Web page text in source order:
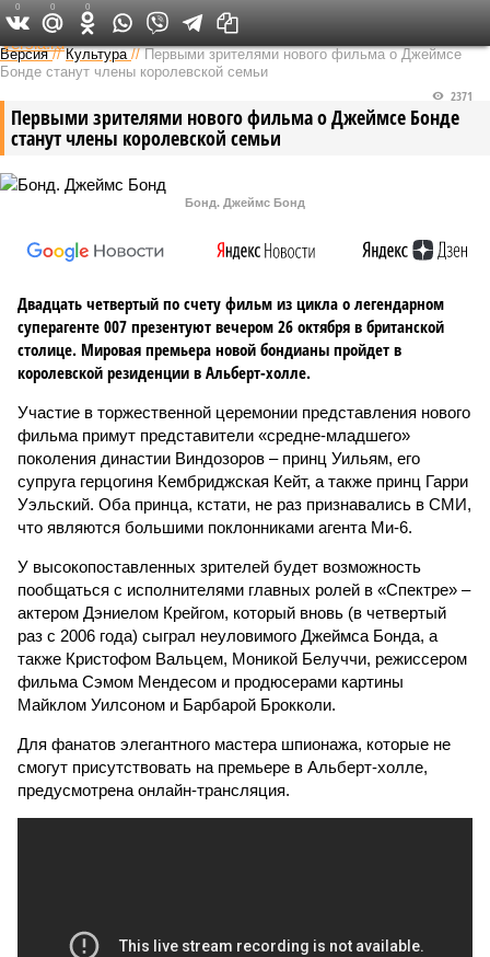
Федеральный выпуск
Версия //Культура //Первыми зрителями нового фильма о Джеймсе
Бонде станут члены королевской семьи
Первыми зрителями нового фильма о Джеймсе Бонде
станут члены королевской семьи
2371
Бонд. Джеймс Бонд
Двадцать четвертый по счету фильм из цикла о легендарном
суперагенте 007 презентуют вечером 26 октября в британской
столице. Мировая премьера новой бондианы пройдет в
королевской резиденции в Альберт-холле.
Участие в торжественной церемонии представления нового
фильма примут представители «средне-младшего»
поколения династии Виндозоров – принц Уильям, его
супруга герцогиня Кембриджская Кейт, а также принц Гарри
Уэльский. Оба принца, кстати, не раз признавались в СМИ,
что являются большими поклонниками агента Ми-6.
У высокопоставленных зрителей будет возможность
пообщаться с исполнителями главных ролей в «Спектре» –
актером Дэниелом Крейгом, который вновь (в четвертый
раз с 2006 года) сыграл неуловимого Джеймса Бонда, а
также Кристофом Вальцем, Моникой Белуччи, режиссером
фильма Сэмом Мендесом и продюсерами картины
Майклом Уилсоном и Барбарой Брокколи.
Для фанатов элегантного мастера шпионажа, которые не
смогут присутствовать на премьере в Альберт-холле,
предусмотрена онлайн-трансляция.
0 0 0